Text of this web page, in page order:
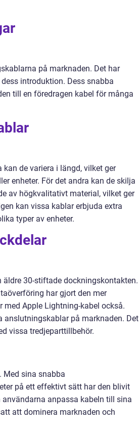
på marknaden. Det har
introduktion. Dess snabba
till en föredragen kabel för många
de variera i längd, vilket ger
enheter. För det andra kan de skilja
av högkvalitativt material, vilket ger
kan vissa kablar erbjuda extra
typer av enheter.
30-stiftade dockningskontakten.
har gjort den mer
Apple Lightning-kabel också.
anslutningskablar på marknaden. Det
vissa tredjeparttillbehör.
Med sina snabba
på ett effektivt sätt har den blivit
anpassa kabeln till sina
att dominera marknaden och